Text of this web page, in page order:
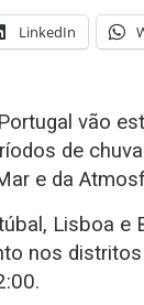
LinkedIn
vão
de
e da
Lisboa e
nos